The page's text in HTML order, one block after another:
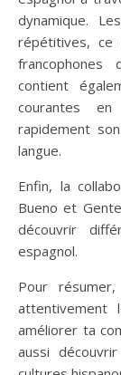
dynamique.
répétitives, ce
francophones
contient
courantes
rapidement
langue.
Enfin, la
Bueno et
découvrir
espagnol.
Pour
attentivement
améliorer ta
aussi